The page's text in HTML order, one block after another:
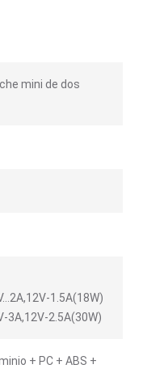
mini de dos
1.5A(18W)
3A,12V-2.5A(30W)
+ PC + ABS +